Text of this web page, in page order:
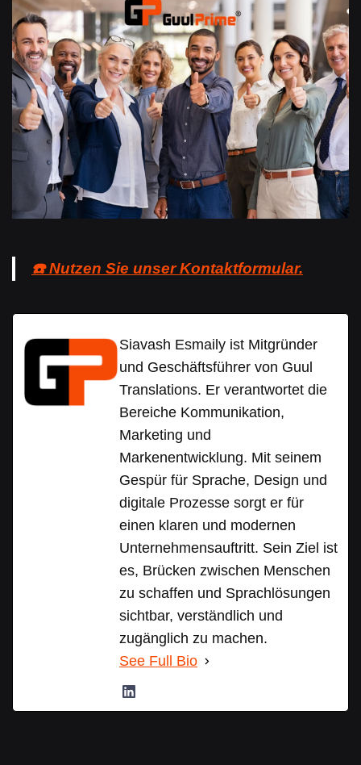
☎️ Nutzen Sie unser Kontaktformular.
Siavash Esmaily ist Mitgründer
und Geschäftsführer von Guul
Translations. Er verantwortet die
Bereiche Kommunikation,
Marketing und
Markenentwicklung. Mit seinem
Gespür für Sprache, Design und
digitale Prozesse sorgt er für
einen klaren und modernen
Unternehmensauftritt. Sein Ziel ist
es, Brücken zwischen Menschen
zu schaffen und Sprachlösungen
sichtbar, verständlich und
zugänglich zu machen.
See Full Bio